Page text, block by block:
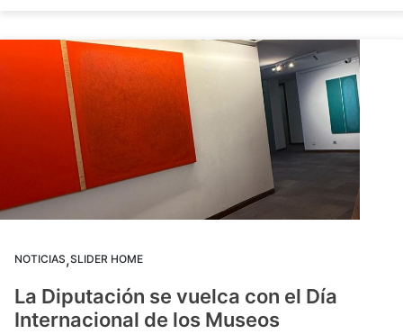
NOTICIAS,SLIDER HOME
La Diputación se vuelca con el Día
Internacional de los Museos